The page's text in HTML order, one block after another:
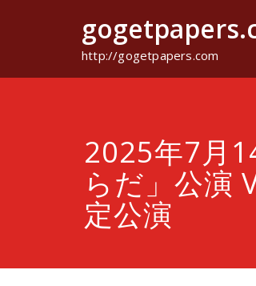
http://gogetpapers.com
2025年7月
らだ」公演
定公演